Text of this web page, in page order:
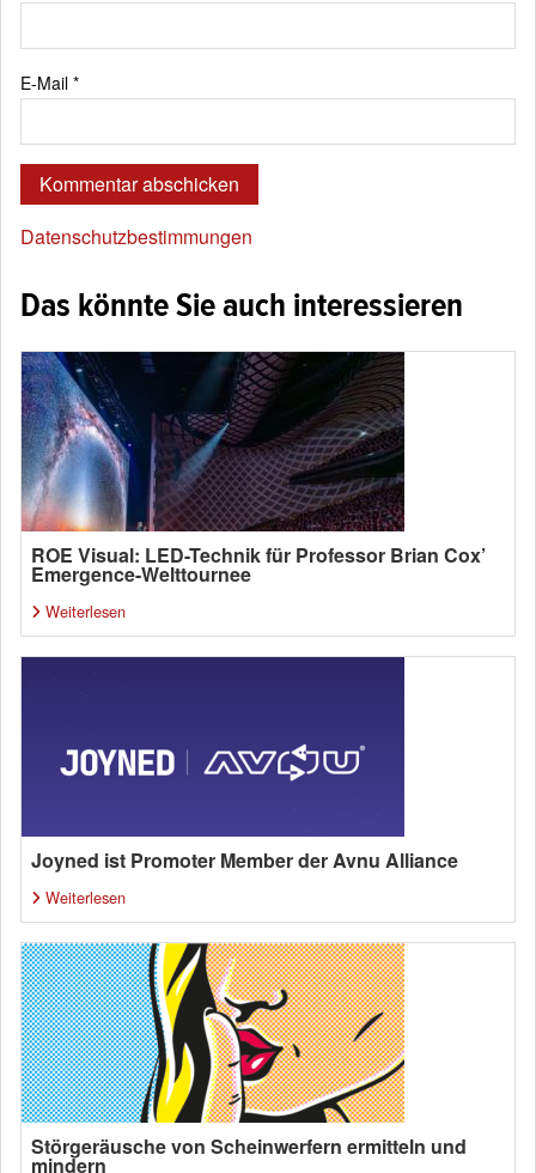
E-Mail *
Datenschutzbestimmungen
Das könnte Sie auch interessieren
ROE Visual: LED-Technik für Professor Brian Cox’
Emergence-Welttournee
Weiterlesen
Joyned ist Promoter Member der Avnu Alliance
Weiterlesen
Störgeräusche von Scheinwerfern ermitteln und
mindern